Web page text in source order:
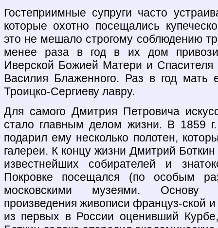
Гостеприимные супруги часто
которые охотно посещались
это не мешало строгому соблюдению
менее раза в год в их дом
Иверской Божией Матери и Спасителя
Василия Блаженного. Раз в год мать
Троицко-Сергиеву лавру.
Для самого Дмитрия Петровича
стало главным делом жизни. В 1859
подарил ему несколько полотен,
галереи. К концу жизни Дмитрий
известнейших собирателей и
Покровке посещался (по особым
московскими музеями. Основу
произведения живописи француз-ской
из первых в России оценивший